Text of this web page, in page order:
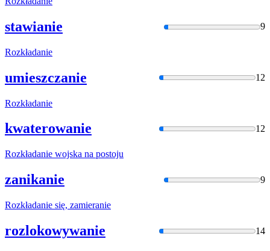
stawianie 9
Rozkładanie
umieszczanie 12
Rozkładanie
kwaterowanie 12
Rozkładanie wojska na postoju
zanikanie 9
Rozkładanie się, zamieranie
rozlokowywanie 14